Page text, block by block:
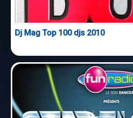
Dj Mag Top 100 djs 2010